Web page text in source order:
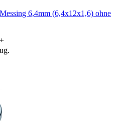
6,4mm (6,4x12x1,6) ohne